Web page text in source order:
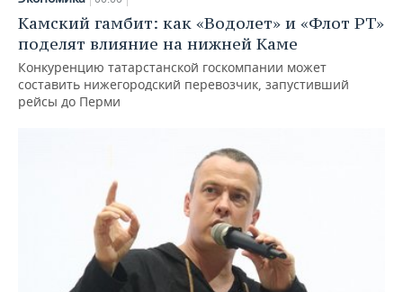
Камский гамбит: как «Водолет» и «Флот РТ»
поделят влияние на нижней Каме
Конкуренцию татарстанской госкомпании может
составить нижегородский перевозчик, запустивший
рейсы до Перми